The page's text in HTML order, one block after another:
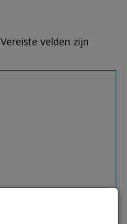
Vereiste velden zijn